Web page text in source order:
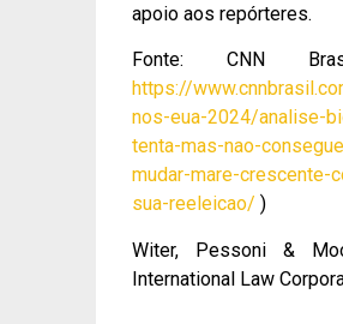
apoio aos repórteres.
Fonte: CNN
https://
nos-eua-2024/analise-
tenta-mas-nao-
mudar-mare-crescente-
sua-reeleicao/ )
Witer, Pessoni &
International Law